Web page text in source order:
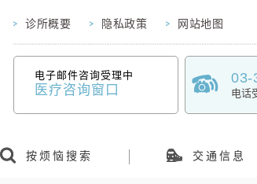
诊所概要 隐私政策 网站地图
电子邮件咨询受理中
医疗咨询窗口
03-
电话
按烦恼搜索 交通信息